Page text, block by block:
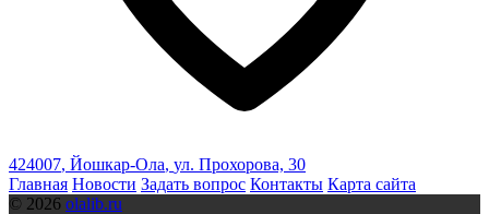
424007, Йошкар-Ола, ул. Прохорова, 30
Главная Новости Задать вопрос Контакты Карта сайта
© 2026 olalib.ru